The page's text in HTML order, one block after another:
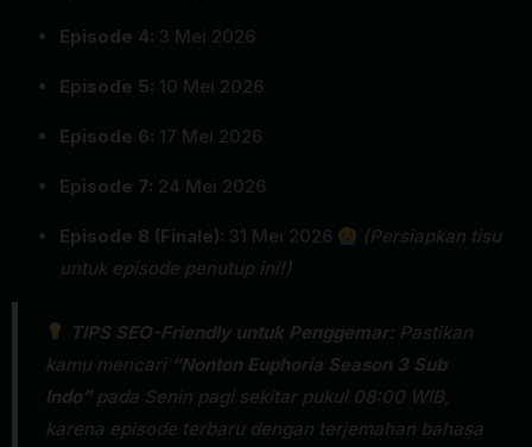
Episode 4: 3 Mei 2026
Episode 5: 10 Mei 2026
Episode 6: 17 Mei 2026
Episode 7: 24 Mei 2026
Episode 8 (Finale): 31 Mei 2026
(Persiapkan tisu
untuk episode penutup ini!)
TIPS SEO-Friendly untuk Penggemar: Pastikan
kamu mencari “Nonton Euphoria Season 3 Sub
Indo”pada Senin pagi sekitar pukul 08:00 WIB,
karena episode terbaru dengan terjemahan bahasa